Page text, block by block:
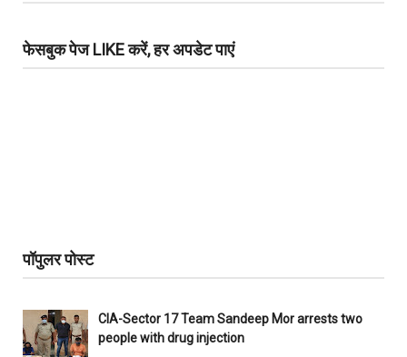
फेसबुक पेज LIKE करें, हर अपडेट पाएं
पॉपुलर पोस्ट
CIA-Sector 17 Team Sandeep Mor arrests two
people with drug injection